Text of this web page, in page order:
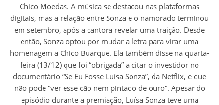
Chico Moedas. A música se destacou nas plataformas
digitais, mas a relação entre Sonza e o namorado terminou
em setembro, após a cantora revelar uma traição. Desde
então, Sonza optou por mudar a letra para virar uma
homenagem a Chico Buarque. Ela também disse na quarta-
feira (13/12) que foi “obrigada” a citar o investidor no
documentário “Se Eu Fosse Luísa Sonza”, da Netflix, e que
não pode “ver esse cão nem pintado de ouro”. Apesar do
episódio durante a premiação, Luísa Sonza teve uma